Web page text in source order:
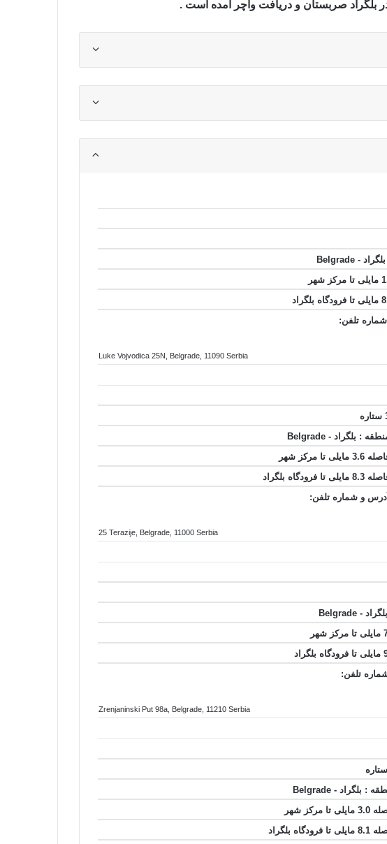
بلگراد صربستان و دریافت واچر آمده است .
بلگراد - Belgrade
تلفن:
Luke Vojvodica 25N , Belgrade, 11090Serbia
: بلگراد - Belgrade
3.6 مایلی تا مرکز شهر
8.3 مایلی تا فرودگاه بلگراد
آدرس و شماره تلفن:
25 Terazije, Belgrade, 11000Serbia
بلگراد - Belgrade
تلفن:
Zrenjaninski Put 98a, Belgrade, 11210Serbia
: بلگراد - Belgrade
تا مرکز شهر
تا فرودگاه بلگراد